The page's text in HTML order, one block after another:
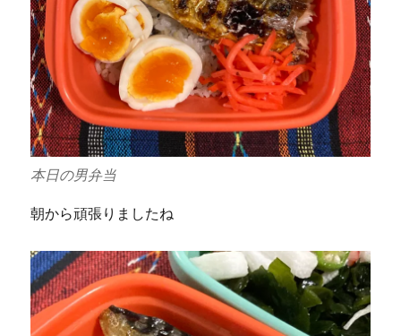
本日の男弁当
朝から頑張りましたね